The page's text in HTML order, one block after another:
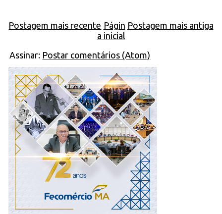
Postagem mais recente Postagem mais antiga
Págin
a inicial
Assinar: Postar comentários (Atom)